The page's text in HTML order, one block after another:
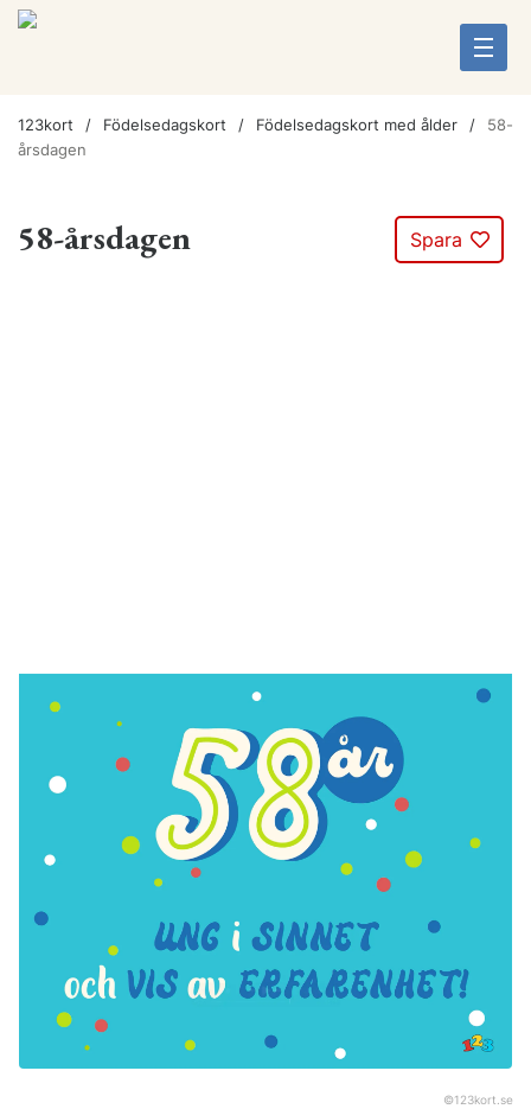
123kort Födelsedagskort Födelsedagskort med ålder
58-
årsdagen
58-årsdagen Spara
©123kort.se